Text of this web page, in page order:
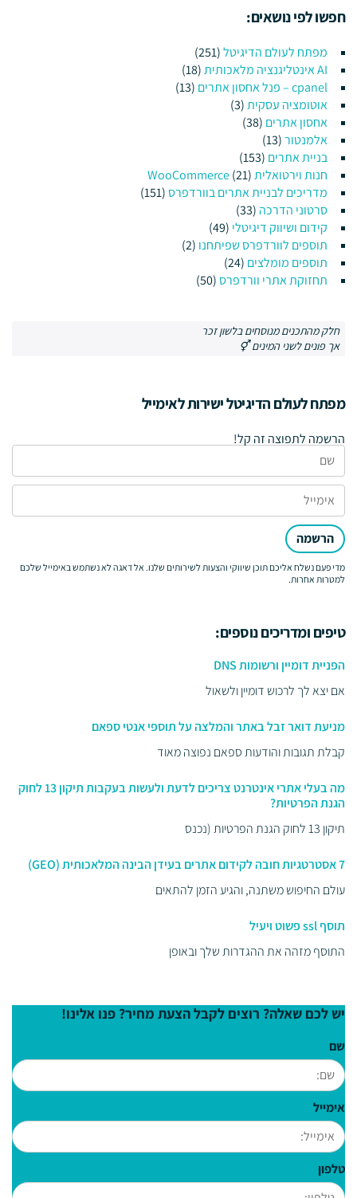
חפשו לפי נושאים:
מפתח לעולם הדיגיטל(251)
AI אינטליגנציה מלאכותית
(18)
cpanel – פנל אחסון אתרים
(13)
אוטומציה עסקית(3)
אחסון אתרים(38)
אלמנטור(13)
בניית אתרים(153)
חנות וירטואלית WooCommerce(21)
מדריכים לבניית אתרים בוורדפרס(151)
סרטוני הדרכה(33)
קידום ושיווק דיגיטלי(49)
תוספים לוורדפרס שפיתחנו(2)
תוספים מומלצים(24)
תחזוקת אתרי וורדפרס(50)
חלק מהתכנים מנוסחים בלשון זכר
אך פונים לשני המינים ⚥
מפתח לעולם הדיגיטל ישירות לאימייל
הרשמה לתפוצה זה קל!
הרשמה
מדי פעם נשלח אליכם תוכן שיווקי והצעות לשירותים שלנו. אל דאגה לא נשתמש באימייל שלכם
למטרות אחרות.
טיפים ומדריכים נוספים:
הפניית דומיין ורשומות DNS
אם יצא לך לרכוש דומיין ולשאול
מניעת דואר זבל באתר והמלצה על תוספי אנטי ספאם
קבלת תגובות והודעות ספאם נפוצה מאוד
מה בעלי אתרי אינטרנט צריכים לדעת ולעשות בעקבות תיקון 13 לחוק
הגנת הפרטיות?
תיקון 13 לחוק הגנת הפרטיות (נכנס
עולם החיפוש משתנה, והגיע הזמן להתאים
תוסף ssl פשוט ויעיל
התוסף מזהה את ההגדרות שלך ובאופן
יש לכם שאלה? רוצים לקבל הצעת מחיר? פנו אלינו!
שם
אימייל
טלפון